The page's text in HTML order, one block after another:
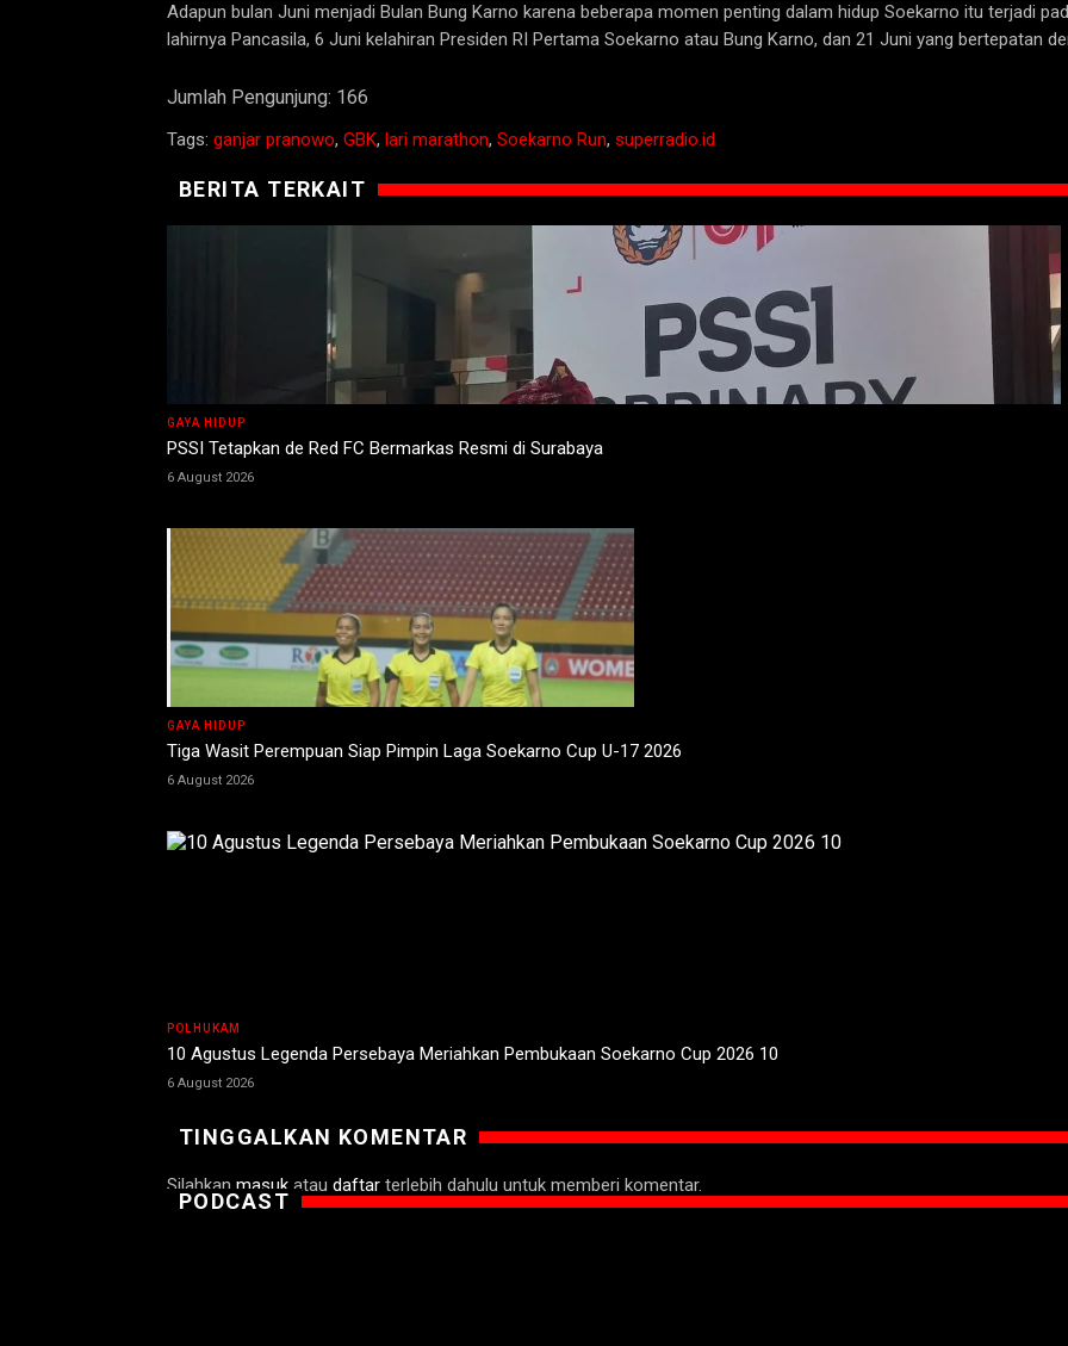
Adapun bulan Juni menjadi Bulan Bung Karno karena beberapa momen penting dalam hidup Soekarno itu terjadi
lahirnya Pancasila, 6 Juni kelahiran Presiden RI Pertama Soekarno atau Bung Karno, dan 21 Juni yang bertepatan
Jumlah Pengunjung: 166
Tags: ganjar pranowo, GBK, lari marathon, Soekarno Run, superradio.id
BERITA TERKAIT
GAYA HIDUP
PSSI Tetapkan de Red FC Bermarkas Resmi di Surabaya
6 August 2026
GAYA HIDUP
Tiga Wasit Perempuan Siap Pimpin Laga Soekarno Cup U-17 2026
6 August 2026
POLHUKAM
10 Agustus Legenda Persebaya Meriahkan Pembukaan Soekarno Cup 2026 10
6 August 2026
TINGGALKAN KOMENTAR
Silahkan masuk atau daftar terlebih dahulu untuk memberi komentar.
PODCAST